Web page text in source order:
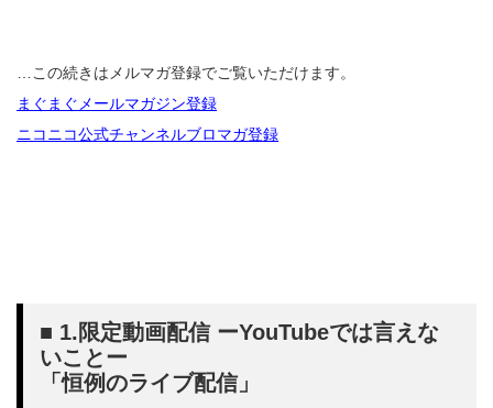
…この続きはメルマガ登録でご覧いただけます。
まぐまぐメールマガジン登録
ニコニコ公式チャンネルブロマガ登録
■ 1.限定動画配信 ーYouTubeでは言えな
いことー
「恒例のライブ配信」